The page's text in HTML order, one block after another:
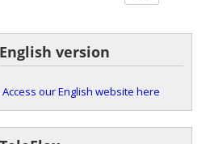
English version
Access our English website here